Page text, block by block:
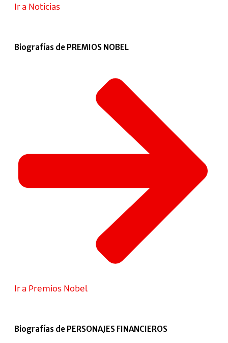
Ir a Noticias
Biografías de PREMIOS NOBEL
Ir a Premios Nobel
Biografías de PERSONAJES FINANCIEROS